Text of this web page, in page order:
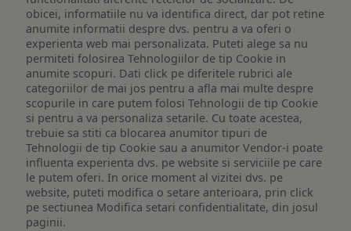
obicei, informatiile nu va identifica direct, dar pot retine
anumite informatii despre dvs. pentru a va oferi o
experienta web mai personalizata. Puteti alege sa nu
permiteti folosirea Tehnologiilor de tip Cookie in
anumite scopuri. Dati click pe diferitele rubrici ale
categoriilor de mai jos pentru a afla mai multe despre
scopurile in care putem folosi Tehnologii de tip Cookie
si pentru a va personaliza setarile. Cu toate acestea,
trebuie sa stiti ca blocarea anumitor tipuri de
Tehnologii de tip Cookie sau a anumitor Vendor-i poate
influenta experienta dvs. pe website si serviciile pe care
le putem oferi. In orice moment al vizitei dvs. pe
website, puteti modifica o setare anterioara, prin click
pe sectiunea Modifica setari confidentialitate, din josul
paginii.